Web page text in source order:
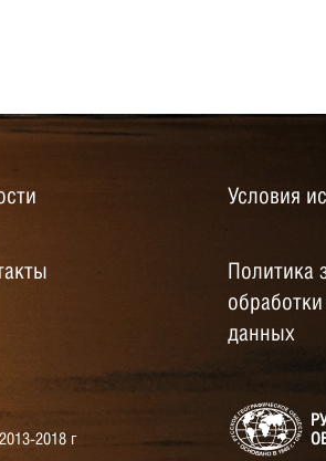
Условия
Политика
данных
2013-2018 г